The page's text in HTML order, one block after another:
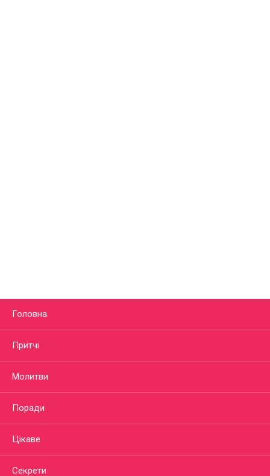
Головна
Притчі
Молитви
Поради
Цікаве
Секрети